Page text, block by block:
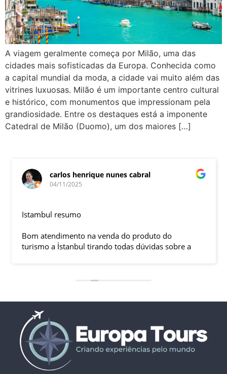
A viagem geralmente começa por Milão, uma das
cidades mais sofisticadas da Europa. Conhecida como
a capital mundial da moda, a cidade vai muito além das
vitrines luxuosas. Milão é um importante centro cultural
e histórico, com monumentos que impressionam pela
grandiosidade. Entre os destaques está a imponente
Catedral de Milão (Duomo), um dos maiores […]
carlos henrique nunes cabral
04/11/2025
Istambul resumo
Bom atendimento na venda do produto do
turismo a İstanbul tirando todas dúvidas sobre a
ficaram em SP trabalhando. A associação dessa
LÍDER, garantiu o sucesso da viagem que foi, lá, em
grupo formado por brasileiros e com guia Turco, Sr
Ali Faik, falando um português impecável e foi
muito disponível e atencioso. Os transfers, foram
4, todos em vans novas e os trajetos em ônibus
com pilotos tranquilos dirigindo com segurança
pelas boas estradas da Turquia. Os hotéis: Armada